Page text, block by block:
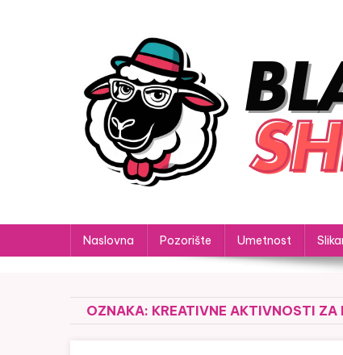
Naslovna Pozorište Umetnost
OZNAKA: KREATIVNE AKTIVNOSTI ZA